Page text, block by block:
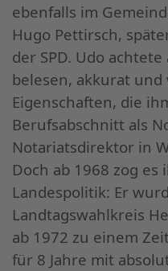
ebenfalls im
Hugo Pettirsch,
der SPD. Udo
belesen, akkurat und
Eigenschaften, die
Berufsabschnitt als
Notariatsdirektor in
Doch ab 1968 zog es
Landespolitik: Er
Landtagswahlkreis
ab 1972 zu einem
für 8 Jahre mit